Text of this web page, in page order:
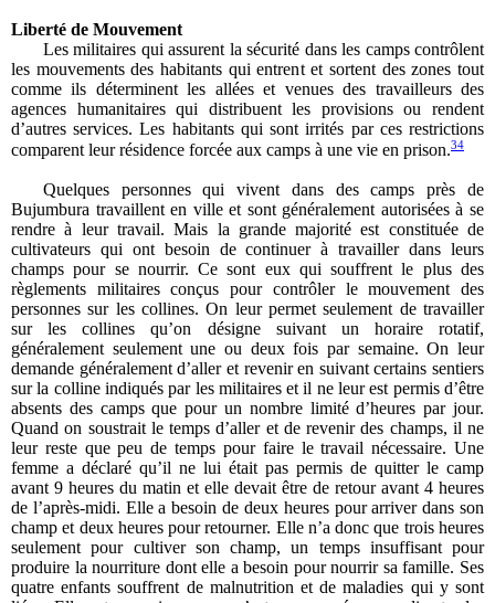
Liberté de Mouvement
Les militaires qui assurent la sécurité dans les camps contrôlent
les mouvements des habitants qui entrent et sortent des zones tout
comme ils déterminent les allées et venues des travailleurs des
agences humanitaires qui distribuent les provisions ou rendent
d’autres services. Les habitants qui sont irrités par ces restrictions
comparent leur résidence forcée aux camps à une vie en prison.34
Quelques personnes qui vivent dans des camps près de
Bujumbura travaillent en ville et sont généralement autorisées à se
rendre à leur travail. Mais la grande majorité est constituée de
cultivateurs qui ont besoin de continuer à travailler dans leurs
champs pour se nourrir. Ce sont eux qui souffrent le plus des
règlements militaires conçus pour contrôler le mouvement des
personnes sur les collines. On leur permet seulement de travailler
sur les collines qu’on désigne suivant un horaire rotatif,
généralement seulement une ou deux fois par semaine. On leur
demande généralement d’aller et revenir en suivant certains sentiers
sur la colline indiqués par les militaires et il ne leur est permis d’être
absents des camps que pour un nombre limité d’heures par jour.
Quand on soustrait le temps d’aller et de revenir des champs, il ne
leur reste que peu de temps pour faire le travail nécessaire. Une
femme a déclaré qu’il ne lui était pas permis de quitter le camp
avant 9 heures du matin et elle devait être de retour avant 4 heures
de l’après-midi. Elle a besoin de deux heures pour arriver dans son
champ et deux heures pour retourner. Elle n’a donc que trois heures
seulement pour cultiver son champ, un temps insuffisant pour
produire la nourriture dont elle a besoin pour nourrir sa famille. Ses
quatre enfants souffrent de malnutrition et de maladies qui y sont